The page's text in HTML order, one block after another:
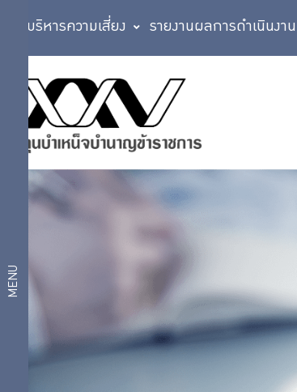
การบริหารความเสี่ยง รายงานผลการดำเนินงาน
MENU
และ
กิจกรรม
กิจกรรม
ข่าว
ประชาสัมพันธ์
กิจกรรม